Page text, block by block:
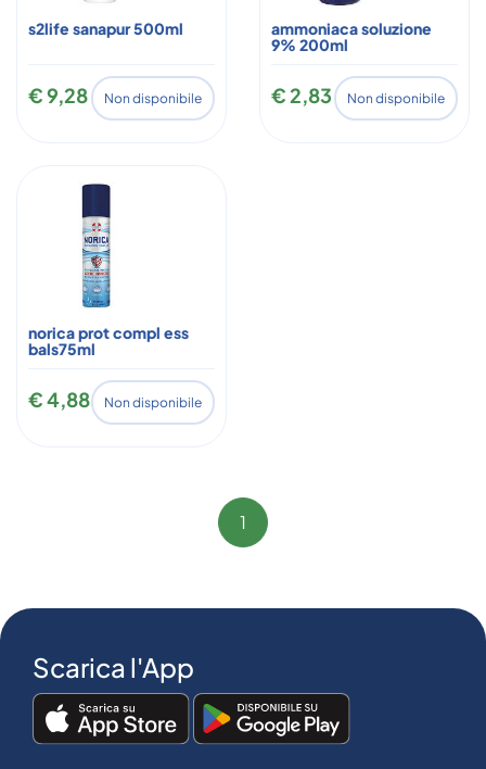
s2life sanapur 500ml
€ 9,28 Non disponibile
ammoniaca soluzione
9% 200ml
€ 2,83 Non disponibile
norica prot compl ess
bals75ml
€ 4,88 Non disponibile
1
Scarica l'App